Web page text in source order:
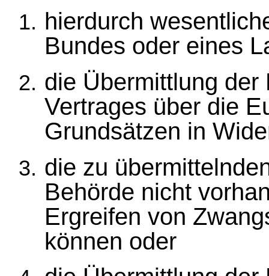
hierdurch
Bundes oder eines
die Übermittlung
Vertrages über die
Grundsätzen in
die zu
Behörde nicht
Ergreifen von
können oder